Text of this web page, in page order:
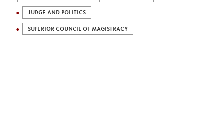
JUDGE AND POLITICS
SUPERIOR COUNCIL OF MAGISTRACY